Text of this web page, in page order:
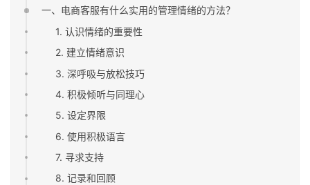
一、电商客服有什么实用的管理情绪的方法？
1. 认识情绪的重要性
2. 建立情绪意识
3. 深呼吸与放松技巧
4. 积极倾听与同理心
5. 设定界限
6. 使用积极语言
7. 寻求支持
8. 记录和回顾